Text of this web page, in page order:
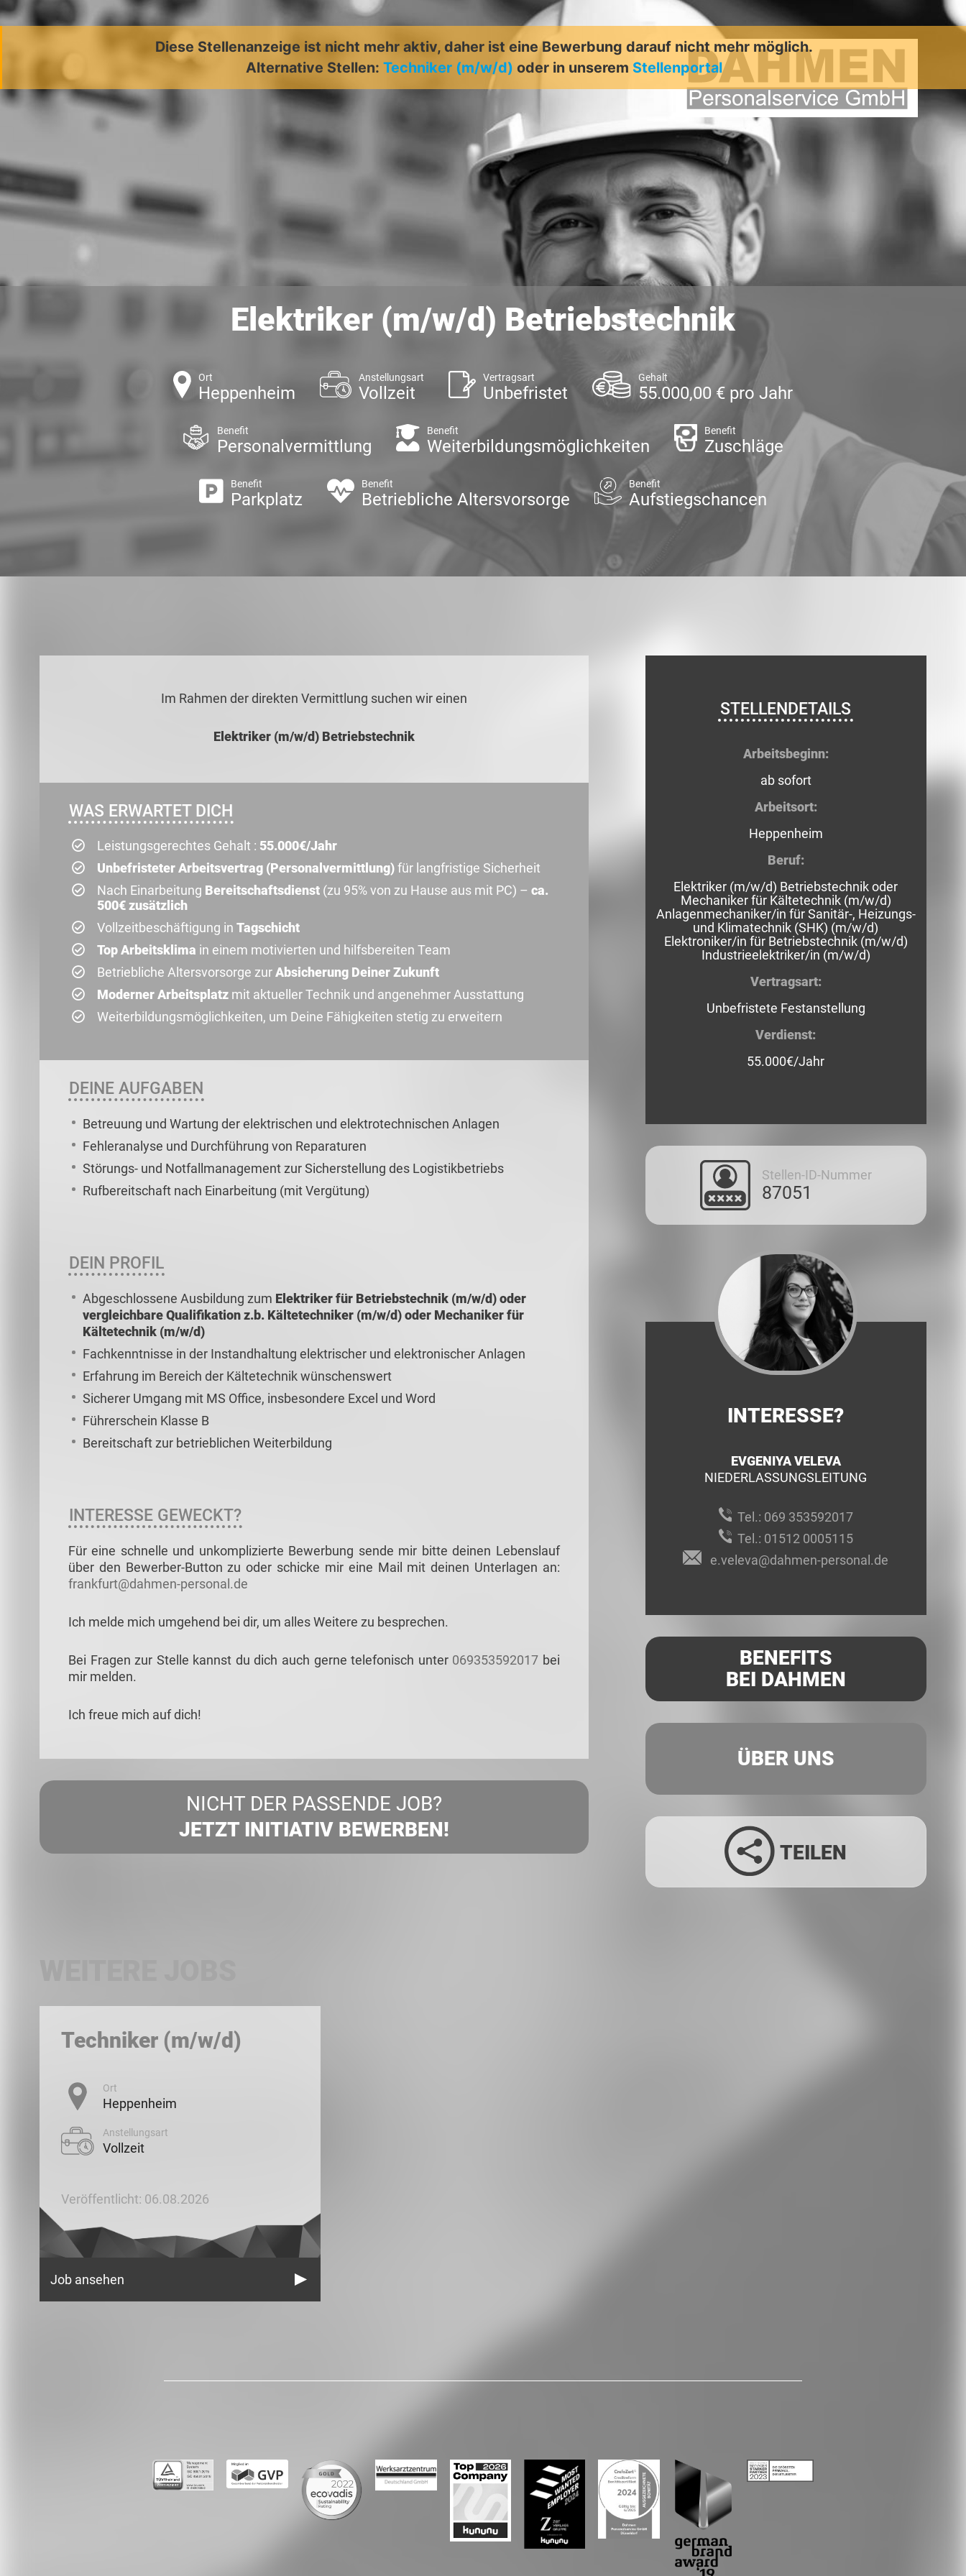
Diese Stellenanzeige ist nicht mehr aktiv, daher ist eine Bewerbung darauf nicht mehr möglich.
Alternative Stellen: Techniker (m/w/d) oder in unserem Stellenportal
Elektriker (m/w/d) Betriebstechnik
Ort
Heppenheim
Anstellungsart
Vollzeit
Vertragsart
Unbefristet
Gehalt
55.000,00 € pro Jahr
Benefit
Personalvermittlung
Benefit
Weiterbildungsmöglichkeiten
Benefit
Zuschläge
Benefit
Parkplatz
Benefit
Betriebliche Altersvorsorge
Benefit
Aufstiegschancen
Im Rahmen der direkten Vermittlung suchen wir einen
Elektriker (m/w/d) Betriebstechnik
WAS ERWARTET DICH
Leistungsgerechtes Gehalt : 55.000€/Jahr
Unbefristeter Arbeitsvertrag (Personalvermittlung)für langfristige Sicherheit
Nach Einarbeitung Bereitschaftsdienst (zu 95% von zu Hause aus mit PC) – ca.
500€ zusätzlich
Vollzeitbeschäftigung in Tagschicht
Top Arbeitsklima in einem motivierten und hilfsbereiten Team
Betriebliche Altersvorsorge zurAbsicherung Deiner Zukunft
Moderner Arbeitsplatz mit aktueller Technik und angenehmer Ausstattung
Weiterbildungsmöglichkeiten, um Deine Fähigkeiten stetig zu erweitern
DEINE AUFGABEN
Betreuung und Wartung der elektrischen und elektrotechnischen Anlagen
Fehleranalyse und Durchführung von Reparaturen
Störungs- und Notfallmanagement zur Sicherstellung des Logistikbetriebs
Rufbereitschaft nach Einarbeitung (mit Vergütung)
DEIN PROFIL
Abgeschlossene Ausbildung zum Elektriker für Betriebstechnik (m/w/d) oder
vergleichbare Qualifikation z.b. Kältetechniker (m/w/d) oder Mechaniker für
Kältetechnik (m/w/d)
Fachkenntnisse in der Instandhaltung elektrischer und elektronischer Anlagen
Erfahrung im Bereich der Kältetechnik wünschenswert
Sicherer Umgang mit MS Office, insbesondere Excel und Word
Führerschein Klasse B
Bereitschaft zur betrieblichen Weiterbildung
INTERESSE GEWECKT?
Für eine schnelle und unkomplizierte Bewerbung sende mir bitte deinen Lebenslauf
über den Bewerber-Button zu oder schicke mir eine Mail mit deinen Unterlagen an:
frankfurt@dahmen-personal.de
Ich melde mich umgehend bei dir, um alles Weitere zu besprechen.
Bei Fragen zur Stelle kannst du dich auch gerne telefonisch unter 069353592017 bei
mir melden.
Ich freue mich auf dich!
NICHT DER PASSENDE JOB?
JETZT INITIATIV BEWERBEN!
STELLENDETAILS
Arbeitsbeginn:
ab sofort
Arbeitsort:
Heppenheim
Beruf:
Elektriker (m/w/d) Betriebstechnik oder
Mechaniker für Kältetechnik (m/w/d)
Anlagenmechaniker/in für Sanitär-, Heizungs-
und Klimatechnik (SHK) (m/w/d)
Elektroniker/in für Betriebstechnik (m/w/d)
Industrieelektriker/in (m/w/d)
Vertragsart:
Unbefristete Festanstellung
Verdienst:
55.000€/Jahr
Stellen-ID-Nummer
87051
INTERESSE?
EVGENIYA VELEVA
NIEDERLASSUNGSLEITUNG
Tel.: 069 353592017
Tel.: 01512 0005115
e.veleva@dahmen-personal.de
BENEFITS
BEI DAHMEN
ÜBER UNS
TEILEN
Techniker (m/w/d)
Ort
Heppenheim
Anstellungsart
Vollzeit
Veröffentlicht: 06.08.2026
Job ansehen